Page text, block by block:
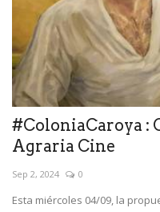
#ColoniaCaroya :
Agraria Cine
Sep 2, 2024 0
Esta miércoles 04/09, la